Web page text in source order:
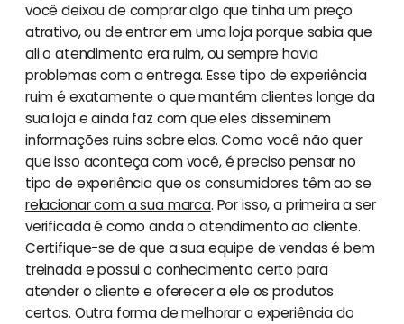
você deixou de comprar algo que tinha um preço
atrativo, ou de entrar em uma loja porque sabia que
ali o atendimento era ruim, ou sempre havia
problemas com a entrega. Esse tipo de experiência
ruim é exatamente o que mantém clientes longe da
sua loja e ainda faz com que eles disseminem
informações ruins sobre elas. Como você não quer
que isso aconteça com você, é preciso pensar no
tipo de experiência que os consumidores têm ao se
relacionar com a sua marca. Por isso, a primeira a ser
verificada é como anda o atendimento ao cliente.
Certifique-se de que a sua equipe de vendas é bem
treinada e possui o conhecimento certo para
atender o cliente e oferecer a ele os produtos
certos. Outra forma de melhorar a experiência do